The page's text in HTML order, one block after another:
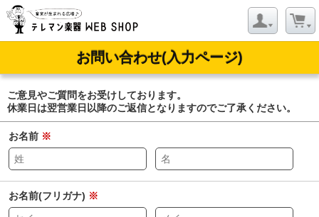
お問い合わせ(入力ページ)
ご意見やご質問をお受けしております。
休業日は翌営業日以降のご返信となりますのでご了承ください。
お名前 ※
お名前(フリガナ) ※